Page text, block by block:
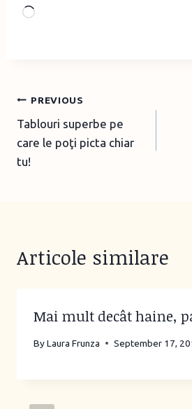
L
n
g
…
Post
navigation
PREVIOUS
Tablouri superbe pe
care le poţi picta chiar
tu!
Articole similare
Mai mult decât haine,
ByLaura Frunza September 17,